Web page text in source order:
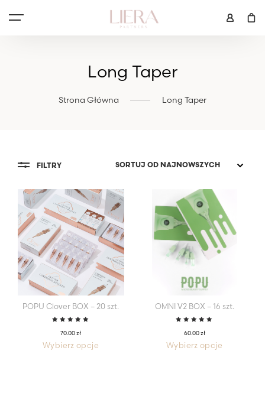
Long Taper
Strona Główna Long Taper
FILTRY
POPU Clover BOX – 20 szt.
5.00na
70.00zł
Wybierz opcje
OMNI V2 BOX – 16 szt.
5.00na
60.00zł
Wybierz opcje